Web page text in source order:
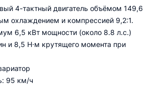
4-тактный двигатель объёмом 149,6
охлаждением и компрессией 9,2:1.
6,5 кВт мощности (около 8.8 л.с.)
и 8,5 Н·м крутящего момента при
95 км/ч